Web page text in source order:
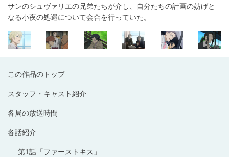
この作品のトップ
スタッフ・キャスト紹介
各局の放送時間
各話紹介
第1話「ファーストキス」
サンのシュヴァリエの兄弟たちが介し、自分たちの計画の妨げと
なる小夜の処遇について会合を行っていた。